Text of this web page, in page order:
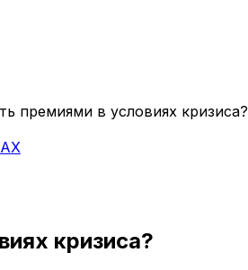
премиями в условиях кризиса?
кризиса?